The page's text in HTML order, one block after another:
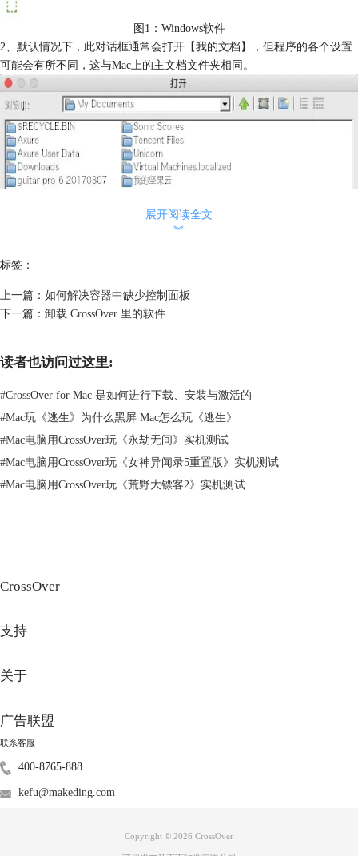
图1：Windows软件
2、默认情况下，此对话框通常会打开【我的文档】，但程序的各个设置
可能会有所不同，这与Mac上的主文档文件夹相同。
图2：我的文档
3、要直接访问我们的桌面，请单击“查找范围”下拉列表中的【我的Mac
4、要浏览其他目录，请单击【我的电脑】。
图4：我的电脑
默认分配三个驱动器号，分别为：（C：）、（Y：）、
展开阅读全文
︾
标签：
上一篇： 如何解决容器中缺少控制面板
下一篇： 卸载 CrossOver 里的软件
读者也访问过这里:
#CrossOver for Mac 是如何进行下载、安装与激活的
#Mac玩《逃生》为什么黑屏 Mac怎么玩《逃生》
#Mac电脑用CrossOver玩《永劫无间》实机测试
#Mac电脑用CrossOver玩《女神异闻录5重置版》实机测试
#Mac电脑用CrossOver玩《荒野大镖客2》实机测试
CrossOver
支持
关于
广告联盟
联系客服
400-8765-888
kefu@makeding.com
Copyright © 2026 CrossOver